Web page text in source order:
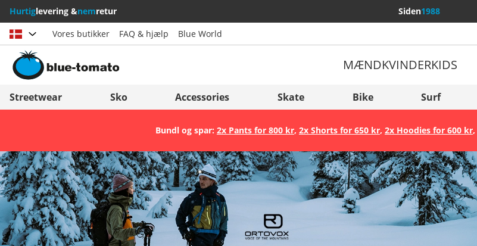
Hurtiglevering &nemretur Siden1988
Vælg land
Österreich
Suisse (Français)
Svizzera (Italiano)
France
Italia (Italiano)
Italien (Deutsch)
España
Suomi
United Kingdom
Slovenija
België (Nederlands)
Belgique (Français)
Danmark
Norge
Vores butikker FAQ & hjælp Blue World
MÆNDKVINDERKIDS
Streetwear Sko Accessories Skate Bike Surf
Bundl og spar: 2x Pants for 800 kr, 2x Shorts for 650 kr, 2x Hoodies for 600 kr,